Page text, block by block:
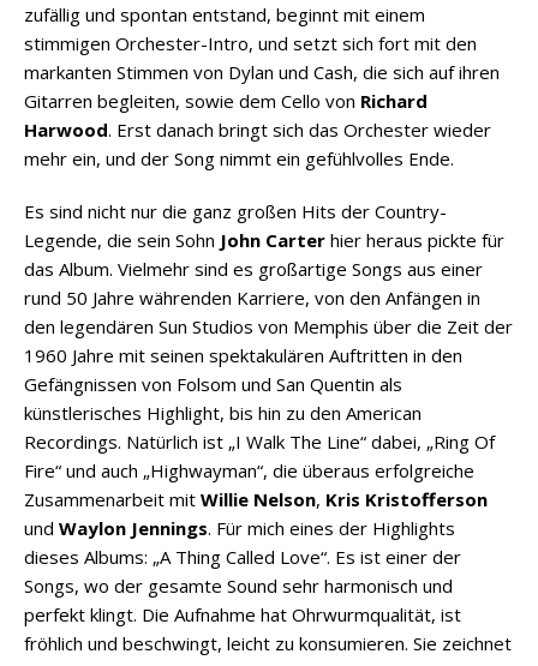
zufällig und spontan entstand, beginnt mit einem
stimmigen Orchester-Intro, und setzt sich fort mit den
markanten Stimmen von Dylan und Cash, die sich auf ihren
Gitarren begleiten, sowie dem Cello von Richard
Harwood. Erst danach bringt sich das Orchester wieder
mehr ein, und der Song nimmt ein gefühlvolles Ende.
Es sind nicht nur die ganz großen Hits der Country-
Legende, die sein Sohn John Carter hier heraus pickte für
das Album. Vielmehr sind es großartige Songs aus einer
rund 50 Jahre währenden Karriere, von den Anfängen in
den legendären Sun Studios von Memphis über die Zeit der
1960 Jahre mit seinen spektakulären Auftritten in den
Gefängnissen von Folsom und San Quentin als
künstlerisches Highlight, bis hin zu den American
Recordings. Natürlich ist „I Walk The Line“ dabei, „Ring Of
Fire“ und auch „Highwayman“, die überaus erfolgreiche
Zusammenarbeit mit Willie Nelson, Kris Kristofferson
und Waylon Jennings. Für mich eines der Highlights
dieses Albums: „A Thing Called Love“. Es ist einer der
Songs, wo der gesamte Sound sehr harmonisch und
perfekt klingt. Die Aufnahme hat Ohrwurmqualität, ist
fröhlich und beschwingt, leicht zu konsumieren. Sie zeichnet